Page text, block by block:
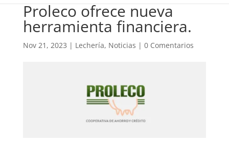
Proleco ofrece nueva
herramienta financiera.
Nov 21, 2023 | Lechería, Noticias | 0 Comentarios